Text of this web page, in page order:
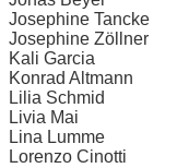
Josephine Tancke
Josephine Zöllner
Kali Garcia
Konrad Altmann
Lilia Schmid
Livia Mai
Lina Lumme
Lorenzo Cinotti